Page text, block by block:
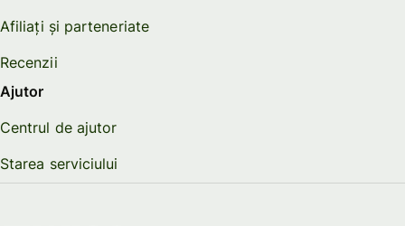
Afiliați și parteneriate
Recenzii
Ajutor
Centrul de ajutor
Starea serviciului